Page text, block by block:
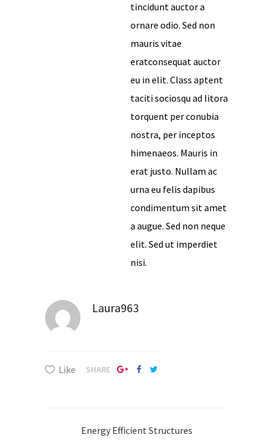
tincidunt auctor a
ornare odio. Sed non
mauris vitae
eratconsequat auctor
eu in elit. Class aptent
taciti sociosqu ad litora
torquent per conubia
nostra, per inceptos
himenaeos. Mauris in
erat justo. Nullam ac
urna eu felis dapibus
condimentum sit amet
a augue. Sed non neque
elit. Sed ut imperdiet
nisi.
Laura963
SHARE
Like
Energy Efficient Structures